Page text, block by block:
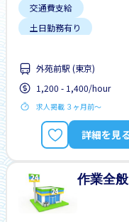
交通費支給
土日勤務有り
外国人勤務中
外国人研修マニュアル
女性歓迎
早朝
昇給
外苑前駅 (東京)
1,200 - 1,400/hour
求人掲載 ３ヶ月前〜
詳細を見
作業全